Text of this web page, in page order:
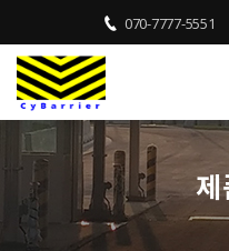
070-7777-5551